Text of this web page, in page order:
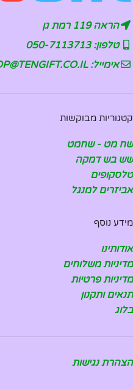
הראה 119 רמת גן
טלפון: 050-7113713
אימייל: SHOP@TENGIFT.CO.IL
קטגוריות מבוקשות
שח מט - שחמט
שש בש דמקה
טלסקופים
אביזרים למנגל
מידע נוסף
אודותינו
מדיניות משלוחים
מדיניות פרטיות
תנאים ותקנון
בלוג
הצהרת נגישות